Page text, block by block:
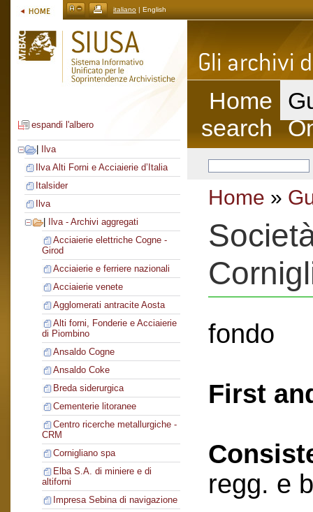
italiano | English
espandi l'albero
Ilva
Ilva Alti Forni e Acciaierie d’Italia
Italsider
Ilva
Ilva - Archivi aggregati
Acciaierie elettriche Cogne -
Girod
Acciaierie e ferriere nazionali
Acciaierie venete
Agglomerati antracite Aosta
Alti forni, Fonderie e Acciaierie
di Piombino
Ansaldo Cogne
Ansaldo Coke
Breda siderurgica
Cementerie litoranee
Centro ricerche metallurgiche -
CRM
Cornigliano spa
Elba S.A. di miniere e di
altiforni
Impresa Sebina di navigazione
Home
search
Home »
fondo
First
regg. e